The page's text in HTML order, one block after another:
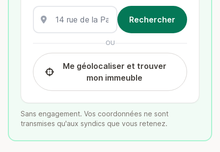
OU
Me géolocaliser et trouver
mon immeuble
Sans engagement. Vos coordonnées ne sont
transmises qu'aux syndics que vous retenez.